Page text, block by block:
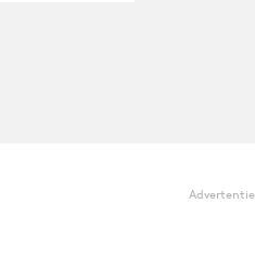
Advertentie